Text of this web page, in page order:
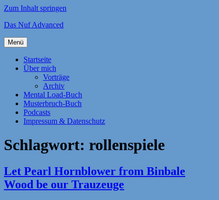
Zum Inhalt springen
Das Nuf Advanced
Menü
Startseite
Über mich
Vorträge
Archiv
Mental Load-Buch
Musterbruch-Buch
Podcasts
Impressum & Datenschutz
Schlagwort: rollenspiele
Let Pearl Hornblower from Binbale
Wood be our Trauzeuge